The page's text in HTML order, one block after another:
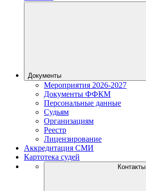
Документы
Мероприятия 2026-2027
Документы ФФКМ
Персональные данные
Судьям
Организациям
Реестр
Лицензирование
Аккредитация СМИ
Картотека судей
Контакты